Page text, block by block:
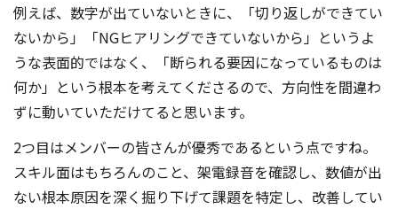
例えば、数字が出ていないときに、「切り返しができてい
ないから」「NGヒアリングできていないから」というよ
うな表面的ではなく、「断られる要因になっているものは
何か」という根本を考えてくださるので、方向性を間違わ
ずに動いていただけてると思います。
2つ目はメンバーの皆さんが優秀であるという点ですね。
スキル面はもちろんのこと、架電録音を確認し、数値が出
ない根本原因を深く掘り下げて課題を特定し、改善してい